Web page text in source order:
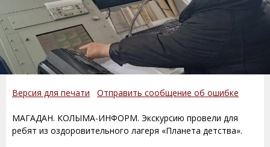
Версия для печати Отправить сообщение об ошибке
МАГАДАН. КОЛЫМА-ИНФОРМ. Экскурсию провели для
ребят из оздоровительного лагеря «Планета детства».